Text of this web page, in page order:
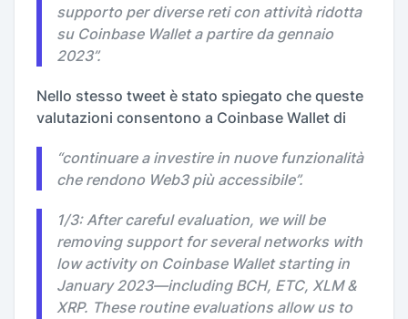
supporto per diverse reti con attività ridotta
su Coinbase Wallet a partire da gennaio
2023”.
Nello stesso tweet è stato spiegato che queste
valutazioni consentono a Coinbase Wallet di
“continuare a investire in nuove funzionalità
che rendono Web3 più accessibile”.
1/3: After careful evaluation, we will be
removing support for several networks with
low activity on Coinbase Wallet starting in
January 2023—including BCH, ETC, XLM &
XRP. These routine evaluations allow us to